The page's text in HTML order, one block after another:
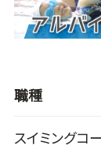
職種
スイミングコ